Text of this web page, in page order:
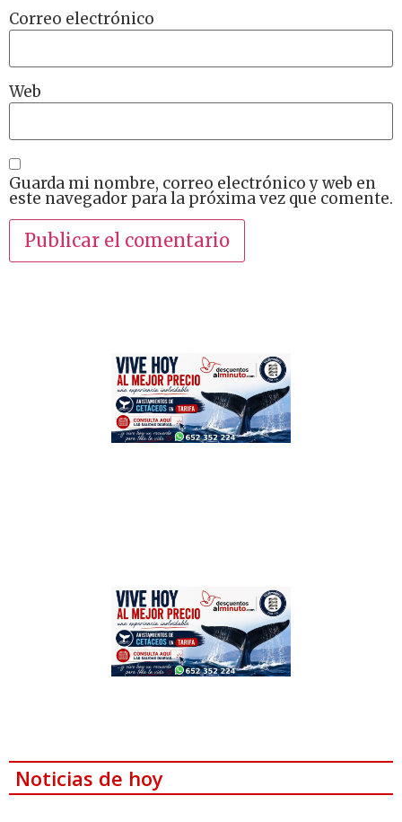
Correo electrónico
Web
Guarda mi nombre, correo electrónico y web en
este navegador para la próxima vez que comente.
Noticias de hoy